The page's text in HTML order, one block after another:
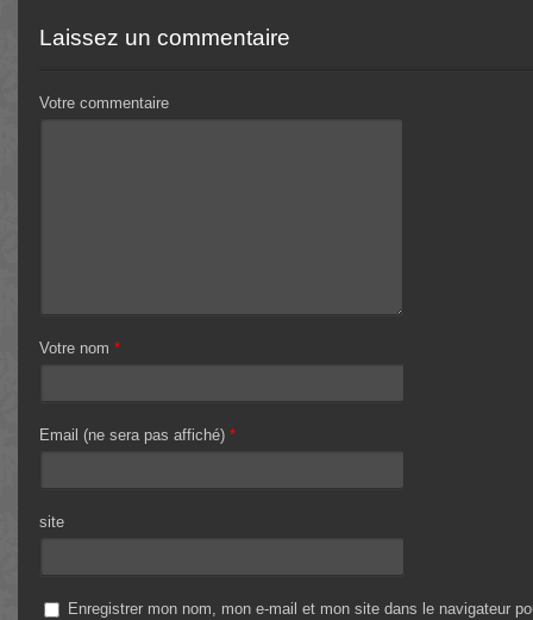
Laissez un commentaire
Votre commentaire
Votre nom *
Email (ne sera pas affiché) *
site
Enregistrer mon nom, mon e-mail et mon site dans le navigateur